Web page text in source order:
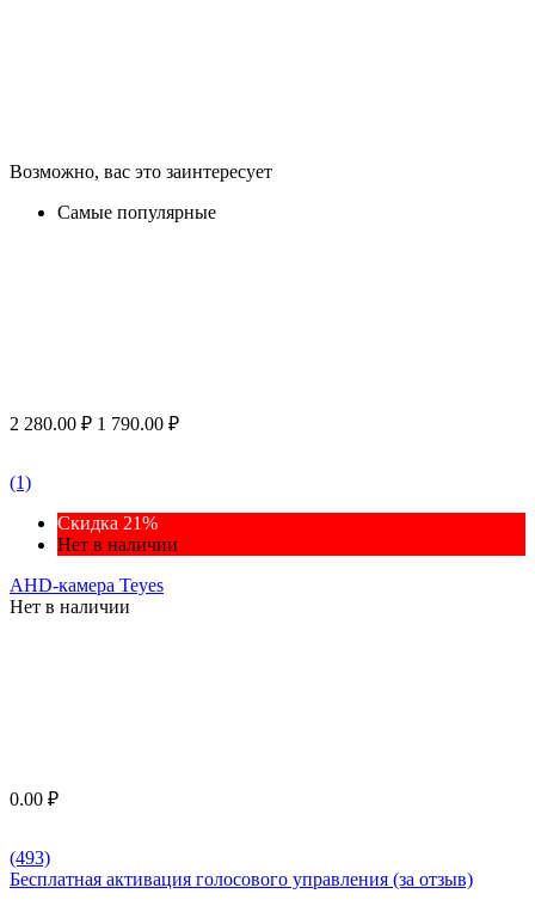
Возможно, вас это заинтересует
Самые популярные
2 280.00 ₽ 1 790.00 ₽
(1)
Скидка 21%
Нет в наличии
AHD-камера Teyes
Нет в наличии
0.00 ₽
(493)
Бесплатная активация голосового управления (за отзыв)